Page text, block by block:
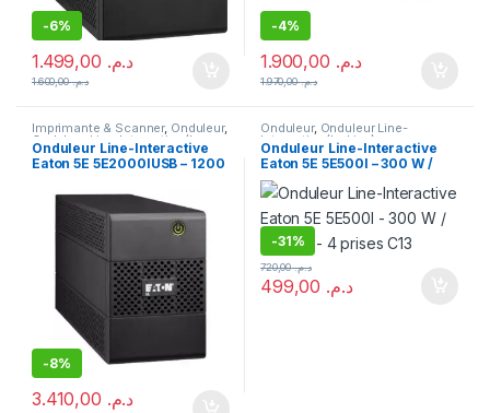
-6%
د.م.
د.م.1.600,00
-4%
د.م.
د.م.1.970,00
Imprimante & Scanner, Onduleur,
Onduleur Line-Interactive (In-
Line)
Onduleur Line-Interactive
Eaton 5E 5E2000IUSB – 1200
-8%
د.م.
Onduleur, Onduleur Line-
Interactive (In-Line)
Onduleur Line-Interactive
Eaton 5E 5E500I – 300 W /
500 VA – 4 prises C13
-31%
د.م.
د.م.720,00